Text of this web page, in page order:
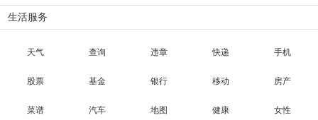
生活服务
天气 查询 违章 快递 手机
股票 基金 银行 移动 房产
菜谱 汽车 地图 健康 女性